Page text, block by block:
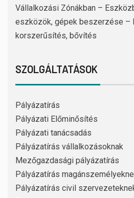
Vállalkozási Zónákban –
eszközök, gépek beszerzése –
korszerűsítés, bővítés
SZOLGÁLTATÁSOK
Pályázatírás
Pályázati Előminősítés
Pályázati tanácsadás
Pályázatírás vállalkozásoknak
Mezőgazdasági pályázatírás
Pályázatírás
Pályázatírás civil